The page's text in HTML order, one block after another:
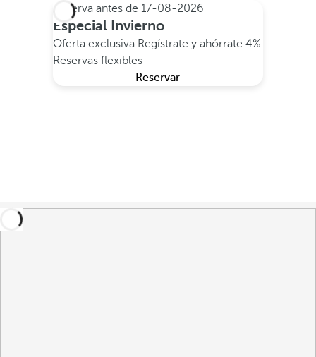
Reserva antes de 17-08-2026
Especial Invierno
Oferta exclusiva Regístrate y ahórrate 4%
Reservas flexibles
Reservar